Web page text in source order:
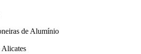
de Alumínio
Alicates